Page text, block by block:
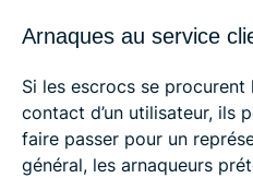
Arnaques au service
Si les escrocs se
contact d’un utilisateur, ils
faire passer pour un
général, les arnaqueurs